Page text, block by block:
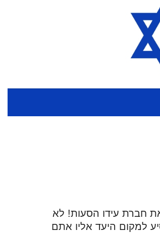
את חברת עידו הסעות! לא
למקום היעד אליו אתם